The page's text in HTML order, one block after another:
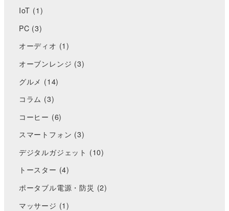
IoT (1)
PC (3)
オーディオ (1)
オーブンレンジ (3)
グルメ (14)
コラム (3)
コーヒー (6)
スマートフォン (3)
デジタルガジェット (10)
トースター (4)
ポータブル電源・防災 (2)
マッサージ (1)